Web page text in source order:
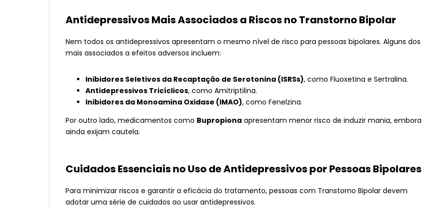
Antidepressivos Mais Associados a Riscos no Transtorno Bipolar
Nem todos os antidepressivos apresentam o mesmo nível de risco para pessoas bipolares. Alguns dos
mais associados a efeitos adversos incluem:
Inibidores Seletivos da Recaptação de Serotonina (ISRSs), como Fluoxetina e Sertralina.
Antidepressivos Tricíclicos, como Amitriptilina.
Inibidores da Monoamina Oxidase (IMAO), como Fenelzina.
Por outro lado, medicamentos como Bupropiona apresentam menor risco de induzir mania, embora
ainda exijam cautela.
Cuidados Essenciais no Uso de Antidepressivos por Pessoas Bipolares
Para minimizar riscos e garantir a eficácia do tratamento, pessoas com Transtorno Bipolar devem
adotar uma série de cuidados ao usar antidepressivos.